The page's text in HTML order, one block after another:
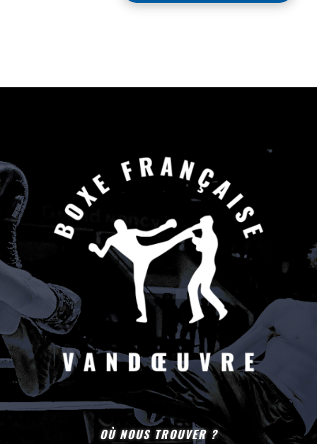
OÙ NOUS TROUVER ?